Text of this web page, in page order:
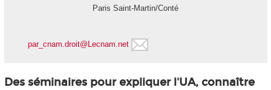
Paris Saint-Martin/Conté
par_cnam.droit@Lecnam.net
Des séminaires pour expliquer l'UA, connaître